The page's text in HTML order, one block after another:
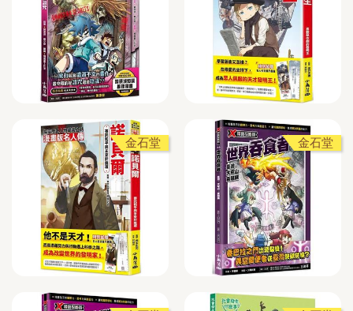
金石堂 金石堂